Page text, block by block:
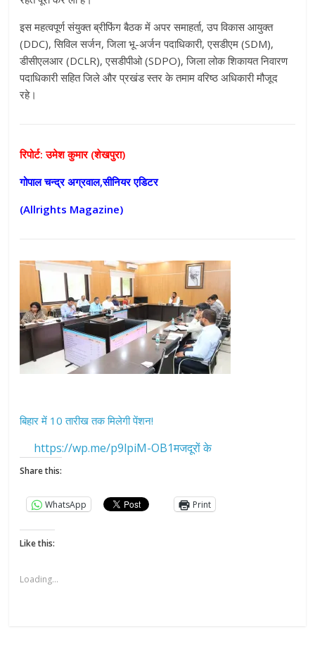
इस महत्वपूर्ण संयुक्त ब्रीफिंग बैठक में अपर समाहर्ता, उप विकास आयुक्त
(DDC), सिविल सर्जन, जिला भू-अर्जन पदाधिकारी, एसडीएम (SDM),
डीसीएलआर (DCLR), एसडीपीओ (SDPO), जिला लोक शिकायत निवारण
पदाधिकारी सहित जिले और प्रखंड स्तर के तमाम वरिष्ठ अधिकारी मौजूद
रहे।
रिपोर्ट: उमेश कुमार (शेखपुरा)
गोपाल चन्द्र अग्रवाल,सीनियर एडिटर
(Allrights Magazine)
बिहार में 10 तारीख तक मिलेगी पेंशन!
https://wp.me/p9lpiM-OB1मजदूरों के
Share this:
WhatsApp Print
Like this:
Loading...